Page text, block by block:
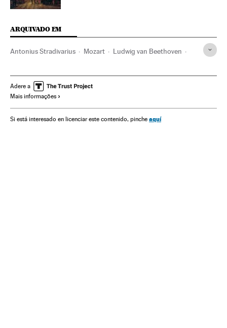
ARQUIVADO EM
Antonius Stradivarius Mozart Ludwig van Beethoven
Europa Ocidental Estilos musicais
El Pais Semanal
Adere a
Mais informações
Si está interesado en licenciar este contenido, pinche aquí